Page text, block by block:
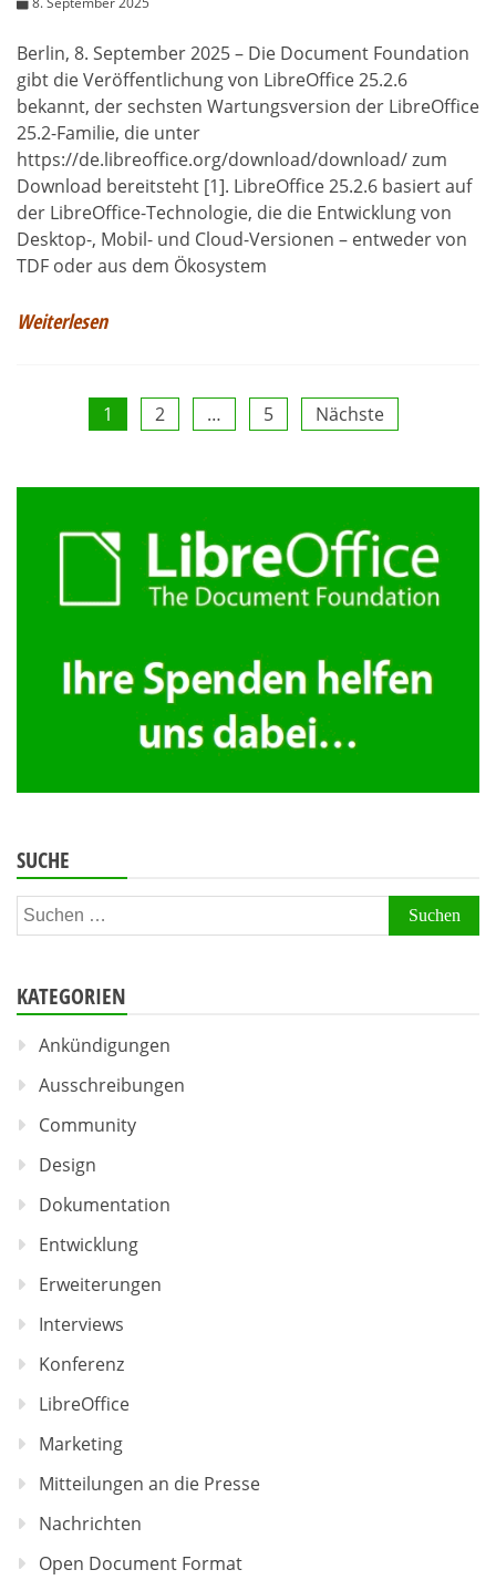
Berlin, 8. September 2025 – Die Document Foundation
gibt die Veröffentlichung von LibreOffice 25.2.6
bekannt, der sechsten Wartungsversion der LibreOffice
25.2-Familie, die unter
https://de.libreoffice.org/download/download/ zum
Download bereitsteht [1]. LibreOffice 25.2.6 basiert auf
der LibreOffice-Technologie, die die Entwicklung von
Desktop-, Mobil- und Cloud-Versionen – entweder von
TDF oder aus dem Ökosystem
Weiterlesen
Seitennummerierung
der
Beiträge
1 2 … 5 Nächste
SUCHE
Suchen
nach:
KATEGORIEN
Ankündigungen
Ausschreibungen
Community
Design
Dokumentation
Entwicklung
Erweiterungen
Interviews
Konferenz
LibreOffice
Marketing
Mitteilungen an die Presse
Nachrichten
Open Document Format